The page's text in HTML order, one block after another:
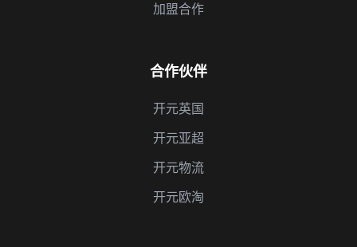
加盟合作
合作伙伴
开元英国
开元亚超
开元物流
开元欧淘